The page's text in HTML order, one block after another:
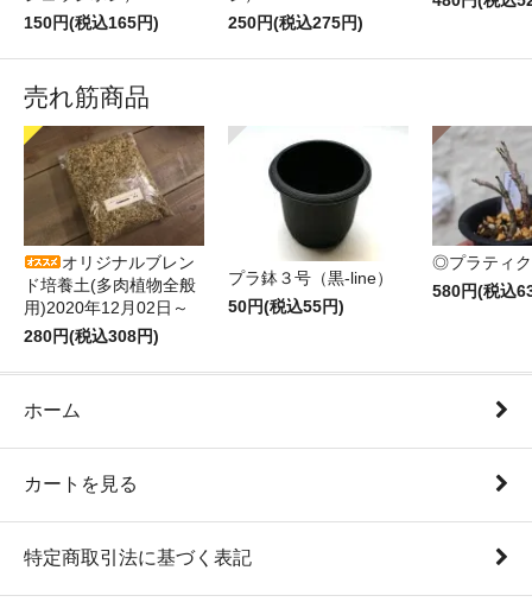
150円(税込165円)
250円(税込275円)
売れ筋商品
オリジナルブレン
ド培養土(多肉植物全般
用)2020年12月02日～
280円(税込308円)
プラ鉢３号（黒-line）
50円(税込55円)
◎プラティ
580円(税込
ホーム
カートを見る
特定商取引法に基づく表記